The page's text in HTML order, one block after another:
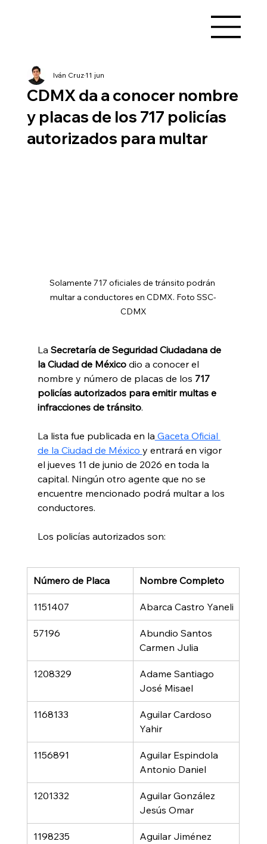
CDMX da a conocer nombre
y placas de los 717 policías
autorizados para multar
Iván Cruz11 jun
Solamente 717 oficiales de tránsito podrán
multar a conductores en CDMX. Foto SSC-
CDMX
La Secretaría de Seguridad Ciudadana de
la Ciudad de México dio a conocer el
nombre y número de placas de los 717
policías autorizados para emitir multas e
infracciones de tránsito.
La lista fue publicada en la Gaceta Oficial
de la Ciudad de México y entrará en vigor
el jueves 11 de junio de 2026 en toda la
capital. Ningún otro agente que no se
encuentre mencionado podrá multar a los
conductores.
Los policías autorizados son:
Número de Placa Nombre Completo
1151407 Abarca Castro Yaneli
57196
Abundio Santos
Carmen Julia
1208329
Adame Santiago
José Misael
1168133
Aguilar Cardoso
Yahir
1156891
Aguilar Espindola
Antonio Daniel
1201332
Aguilar González
Jesús Omar
1198235
Aguilar Jiménez